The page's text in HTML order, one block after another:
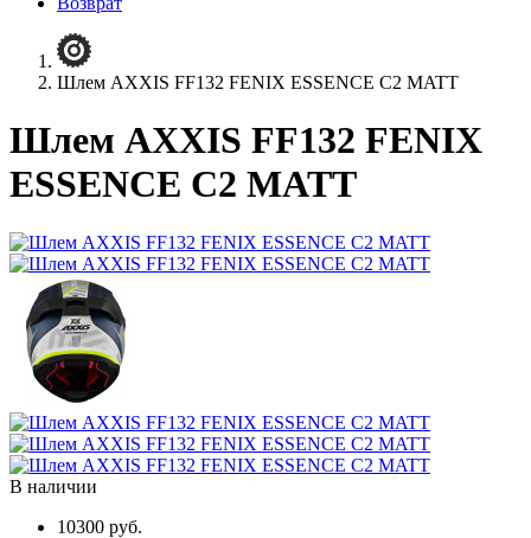
Шлем AXXIS FF132 FENIX ESSENCE C2 MATT
Шлем AXXIS FF132 FENIX
ESSENCE C2 MATT
В наличии
10300 руб.